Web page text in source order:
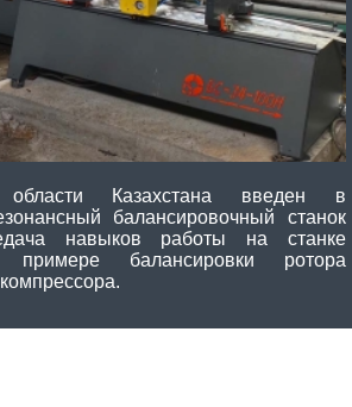
Казахстана введен в
балансировочный станок
навыков работы на станке
примере балансировки ротора